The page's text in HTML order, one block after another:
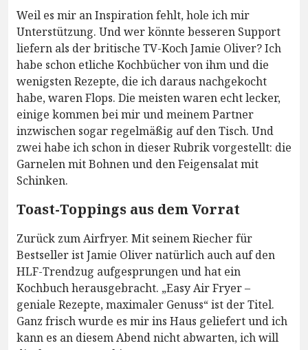
Weil es mir an Inspiration fehlt, hole ich mir
Unterstützung. Und wer könnte besseren Support
liefern als der britische TV-Koch Jamie Oliver? Ich
habe schon etliche Kochbücher von ihm und die
wenigsten Rezepte, die ich daraus nachgekocht
habe, waren Flops. Die meisten waren echt lecker,
einige kommen bei mir und meinem Partner
inzwischen sogar regelmäßig auf den Tisch. Und
zwei habe ich schon in dieser Rubrik vorgestellt: die
Garnelen mit Bohnen und den Feigensalat mit
Schinken.
Toast-Toppings aus dem Vorrat
Zurück zum Airfryer. Mit seinem Riecher für
Bestseller ist Jamie Oliver natürlich auch auf den
HLF-Trendzug aufgesprungen und hat ein
Kochbuch herausgebracht. „Easy Air Fryer –
geniale Rezepte, maximaler Genuss“ ist der Titel.
Ganz frisch wurde es mir ins Haus geliefert und ich
kann es an diesem Abend nicht abwarten, ich will